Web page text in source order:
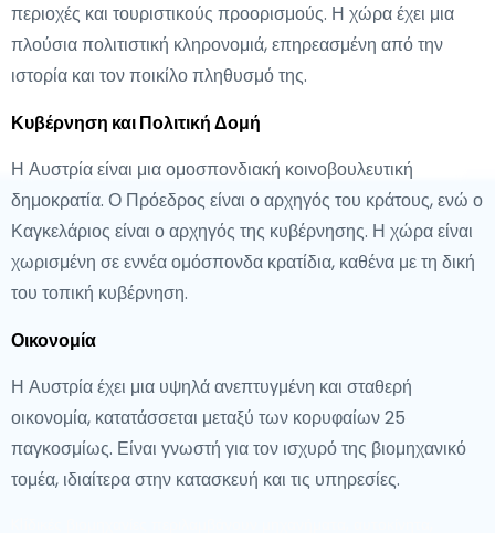
περιοχές και τουριστικούς προορισμούς. Η χώρα έχει μια
πλούσια πολιτιστική κληρονομιά, επηρεασμένη από την
ιστορία και τον ποικίλο πληθυσμό της.
Κυβέρνηση και Πολιτική Δομή
Η Αυστρία είναι μια ομοσπονδιακή κοινοβουλευτική
δημοκρατία. Ο Πρόεδρος είναι ο αρχηγός του κράτους, ενώ ο
Καγκελάριος είναι ο αρχηγός της κυβέρνησης. Η χώρα είναι
χωρισμένη σε εννέα ομόσπονδα κρατίδια, καθένα με τη δική
του τοπική κυβέρνηση.
Οικονομία
Η Αυστρία έχει μια υψηλά ανεπτυγμένη και σταθερή
οικονομία, κατατάσσεται μεταξύ των κορυφαίων 25
παγκοσμίως. Είναι γνωστή για τον ισχυρό της βιομηχανικό
τομέα, ιδιαίτερα στην κατασκευή και τις υπηρεσίες.